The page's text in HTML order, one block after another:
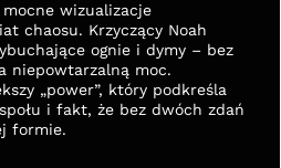
wizualizacje
chaosu. Krzyczący Noah
ognie i dymy – bez
niepowtarzalną moc.
„power”, który podkreśla
i fakt, że bez dwóch zdań
formie.